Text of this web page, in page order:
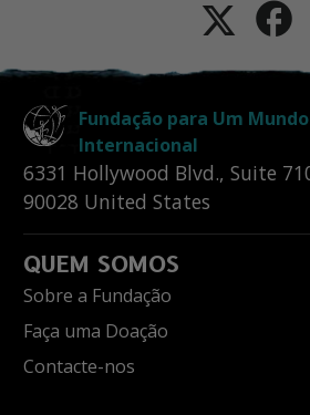
Fundação para Um
Internacional
6331 Hollywood Blvd., Suite
90028 United States
QUEM SOMOS
Sobre a Fundação
Faça uma Doação
Contacte-nos